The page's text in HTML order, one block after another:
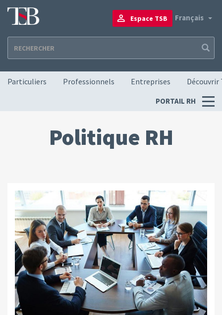
au
contenu
principal
Français
Espace TSB
Navigation principale
Particuliers Professionnels Entreprises Découvrir
Menu
PORTAIL RH
Politique RH